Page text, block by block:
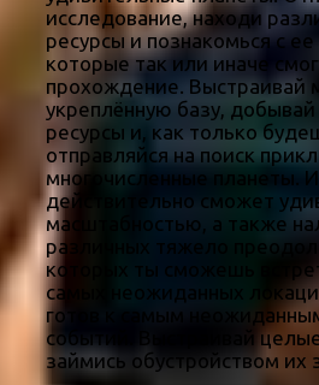
исследование, находи
ресурсы и познакомься с
которые так или иначе
прохождение. Выстраивай
укреплённую базу, добывай
ресурсы и, как только
отправляйся на поиск
многочисленные планеты.
действительно сможет
масштабностью, а также
различных тяжело
которых ты сможешь
самых неожиданных
готов к самым
событий. Выстраивай
займись обустройством их